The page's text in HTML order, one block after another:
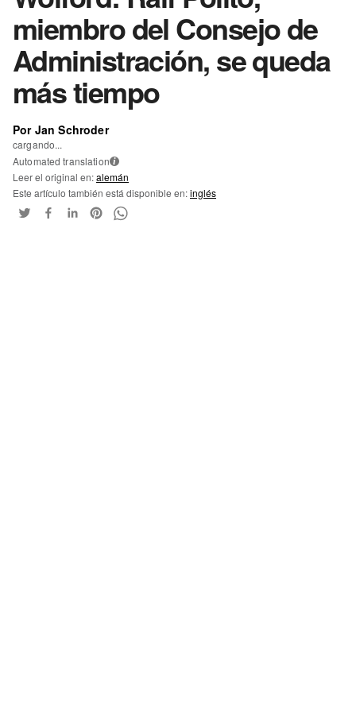
miembro del Consejo de
Administración, se queda
más tiempo
Por Jan Schroder
cargando...
Automated translation i
Leer el original en:alemán
Este artículo también está disponible en:inglés